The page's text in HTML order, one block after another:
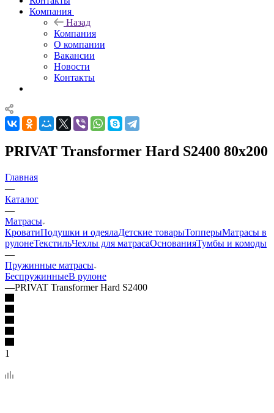
Компания
Назад
Компания
О компании
Вакансии
Новости
Контакты
PRIVAT Transformer Hard S2400 80x200
Главная
—
Каталог
—
Матрасы
КроватиПодушки и одеялаДетские товарыТопперыМатрасы в
рулонеТекстильЧехлы для матрасаОснованияТумбы и комоды
—
Пружинные матрасы
БеспружинныеВ рулоне
—PRIVAT Transformer Hard S2400
1